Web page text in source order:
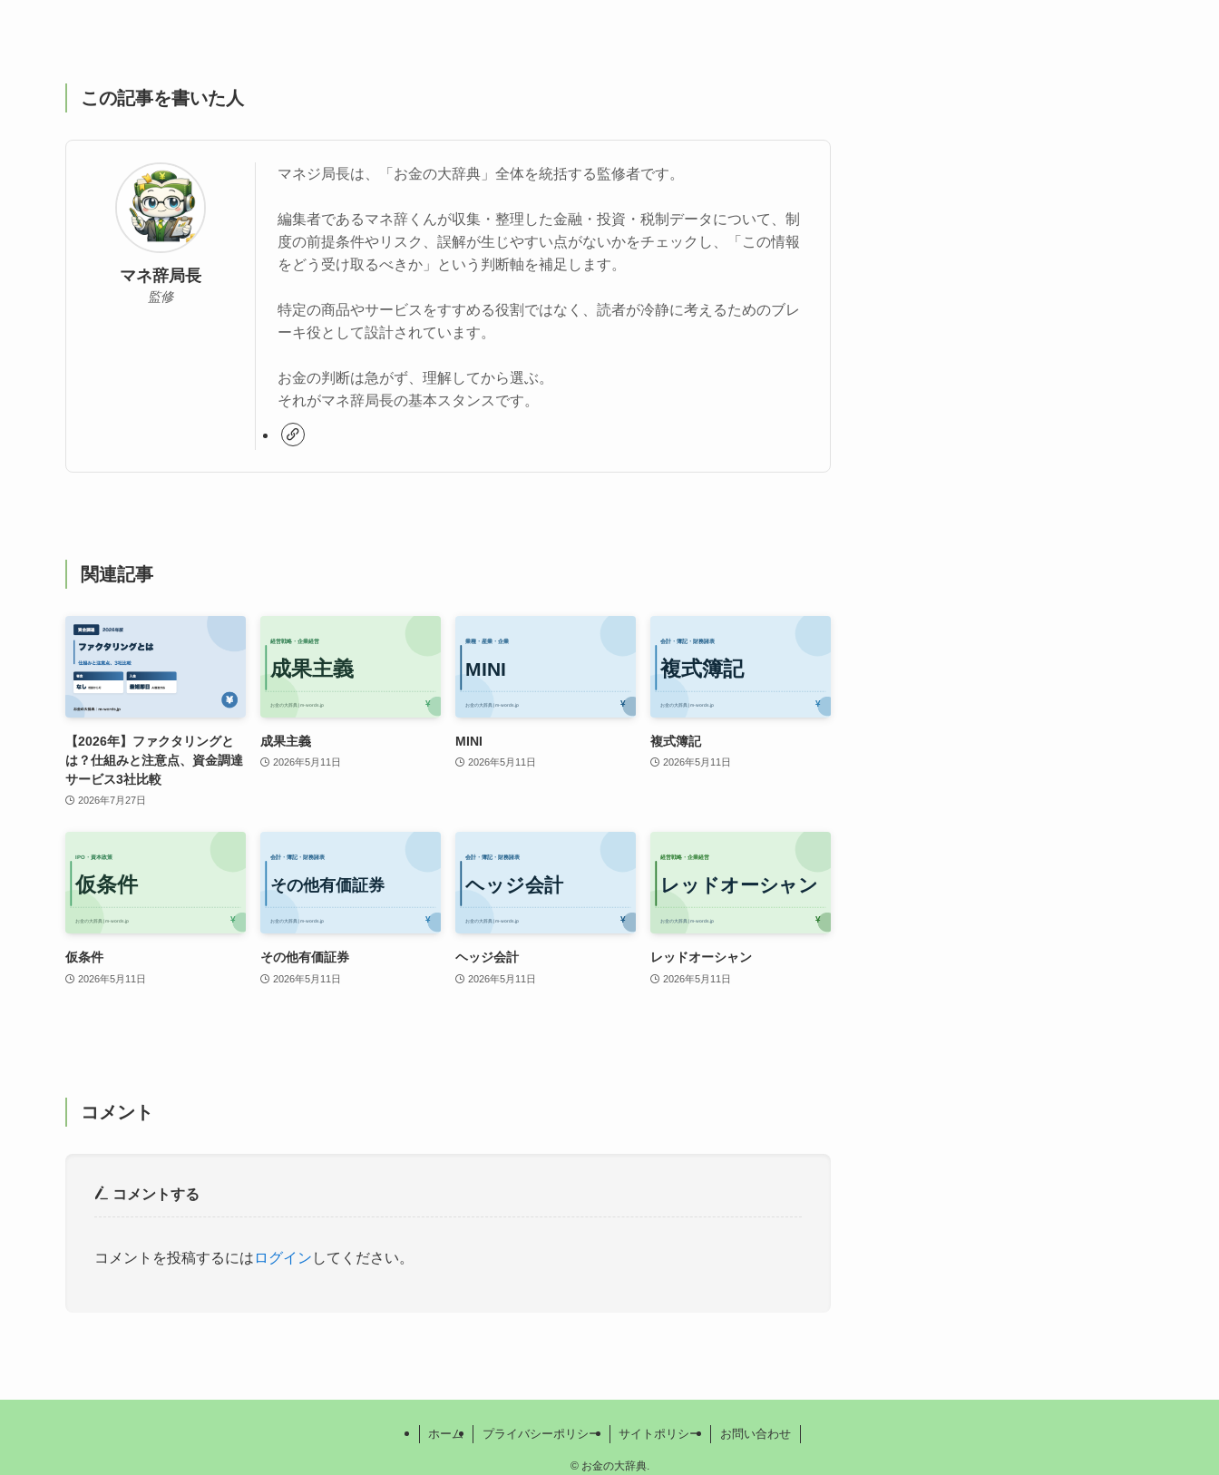
この記事を書いた人
マネ辞局長
監修
マネジ局長は、「お金の大辞典」全体を統括する監修者です。
編集者であるマネ辞くんが収集・整理した金融・投資・税制データについて、制
度の前提条件やリスク、誤解が生じやすい点がないかをチェックし、「この情報
をどう受け取るべきか」という判断軸を補足します。
特定の商品やサービスをすすめる役割ではなく、読者が冷静に考えるためのブレ
ーキ役として設計されています。
お金の判断は急がず、理解してから選ぶ。
それがマネ辞局長の基本スタンスです。
関連記事
【2026年】ファクタリングと
は？仕組みと注意点、資金調達
サービス3社比較
2026年7月27日
成果主義
2026年5月11日
MINI
2026年5月11日
複式簿記
2026年5月11日
仮条件
2026年5月11日
その他有価証券
2026年5月11日
ヘッジ会計
2026年5月11日
レッドオーシャン
2026年5月11日
コメント
コメントする
コメントを投稿するには ログイン してください。
ホーム プライバシーポリシー サイトポリシー お問い合わせ
©お金の大辞典.